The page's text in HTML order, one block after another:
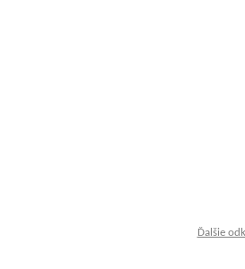
Ďalšie